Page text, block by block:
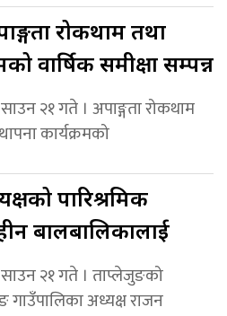
रोकथाम तथा
वार्षिक समीक्षा सम्पन्न
२१ गते । अपाङ्गता रोकथाम
कार्यक्रमको
पारिश्रमिक
बालबालिकालाई
२१ गते । ताप्लेजुङको
अध्यक्ष राजन